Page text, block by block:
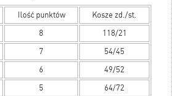
Ilość punktów
Kosze zd./st.
8
118/21
7
54/45
6
49/52
5
64/72